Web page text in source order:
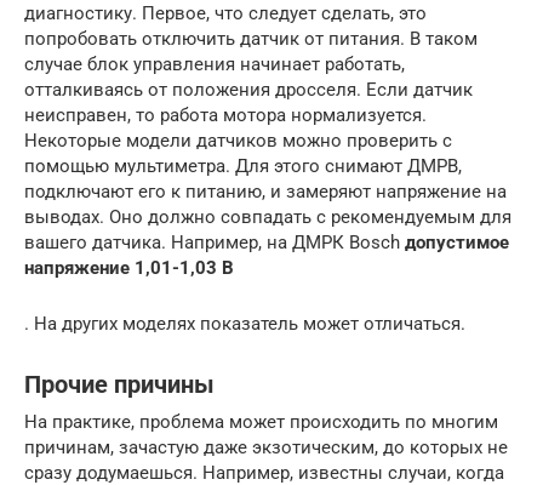
диагностику. Первое, что следует сделать, это
попробовать отключить датчик от питания. В таком
случае блок управления начинает работать,
отталкиваясь от положения дросселя. Если датчик
неисправен, то работа мотора нормализуется.
Некоторые модели датчиков можно проверить с
помощью мультиметра. Для этого снимают ДМРВ,
подключают его к питанию, и замеряют напряжение на
выводах. Оно должно совпадать с рекомендуемым для
вашего датчика. Например, на ДМРК Bosch допустимое
напряжение 1,01-1,03 В
. На других моделях показатель может отличаться.
Прочие причины
На практике, проблема может происходить по многим
причинам, зачастую даже экзотическим, до которых не
сразу додумаешься. Например, известны случаи, когда